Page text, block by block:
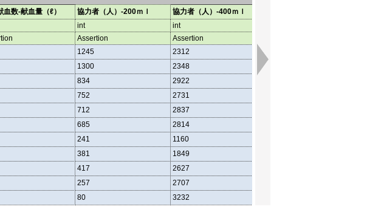
血数-献血量（ℓ） 協力者（人）-200ｍｌ 協力者（人）-400ｍｌ
int int
Assertion Assertion
1245 2312
1300 2348
834 2922
752 2731
712 2837
685 2814
241 1160
381 1849
417 2627
257 2707
80 3232